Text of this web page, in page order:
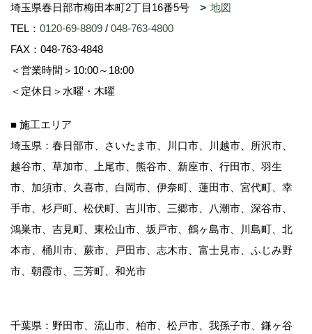
埼玉県春日部市梅田本町2丁目16番5号
地図
TEL： 0120-69-8809 / 048-763-4800
FAX：048-763-4848
＜営業時間＞10:00～18:00
＜定休日＞水曜・木曜
■ 施工エリア
埼玉県：春日部市、さいたま市、川口市、川越市、所沢市、
越谷市、草加市、上尾市、熊谷市、新座市、行田市、羽生
市、加須市、久喜市、白岡市、伊奈町、蓮田市、宮代町、幸
手市、杉戸町、松伏町、吉川市、三郷市、八潮市、深谷市、
鴻巣市、吉見町、東松山市、坂戸市、鶴ヶ島市、川島町、北
本市、桶川市、蕨市、戸田市、志木市、富士見市、ふじみ野
市、朝霞市、三芳町、和光市
千葉県：野田市、流山市、柏市、松戸市、我孫子市、鎌ヶ谷